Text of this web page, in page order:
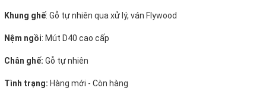
Khung ghế: Gỗ tự nhiên qua xử lý, ván Flywood
Nệm ngồi: Mút D40 cao cấp
Chân ghế: Gỗ tự nhiên
Tình trạng: Hàng mới - Còn hàng